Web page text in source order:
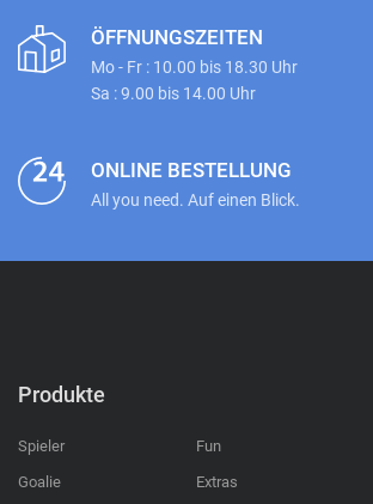
ÖFFNUNGSZEITEN
Mo - Fr : 10.00 bis 18.30 Uhr
Sa : 9.00 bis 14.00 Uhr
ONLINE BESTELLUNG
All you need. Auf einen Blick.
Produkte
Spieler
Goalie
Fun
Extras